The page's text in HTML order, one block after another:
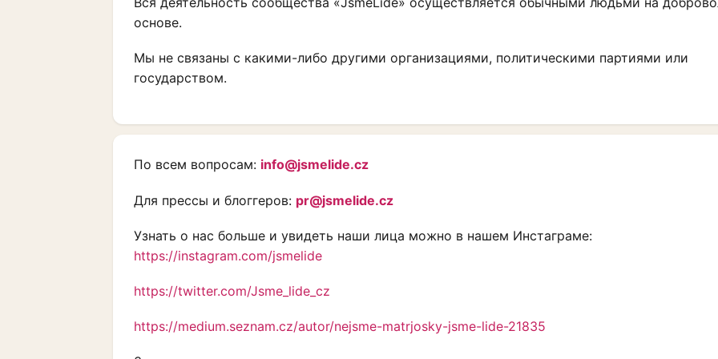
основе.
Мы не связаны с какими-либо другими организациями, политическими партиями или
государством.
По всем вопросам: info@jsmelide.cz
Для прессы и блоггеров: pr@jsmelide.cz
Узнать о нас больше и увидеть наши лица можно в нашем Инстаграме:
https://instagram.com/jsmelide
https://twitter.com/Jsme_lide_cz
https://medium.seznam.cz/autor/nejsme-matrjosky-jsme-lide-21835